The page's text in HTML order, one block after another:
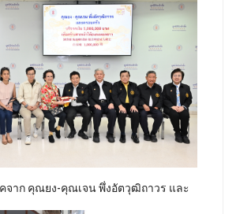
จาก คุณยง-คุณเจน พึ่งอัตวุฒิถาวร และ